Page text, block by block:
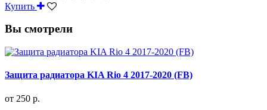
Купить
Вы смотрели
Защита радиатора KIA Rio 4 2017-2020 (FB)
от 250 р.